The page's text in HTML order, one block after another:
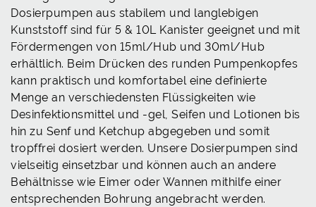
Dosierpumpen aus stabilem und langlebigen
Kunststoff sind für 5 & 10L Kanister geeignet und mit
Fördermengen von 15ml/Hub und 30ml/Hub
erhältlich. Beim Drücken des runden Pumpenkopfes
kann praktisch und komfortabel eine definierte
Menge an verschiedensten Flüssigkeiten wie
Desinfektionsmittel und -gel, Seifen und Lotionen bis
hin zu Senf und Ketchup abgegeben und somit
tropffrei dosiert werden. Unsere Dosierpumpen sind
vielseitig einsetzbar und können auch an andere
Behältnisse wie Eimer oder Wannen mithilfe einer
entsprechenden Bohrung angebracht werden.